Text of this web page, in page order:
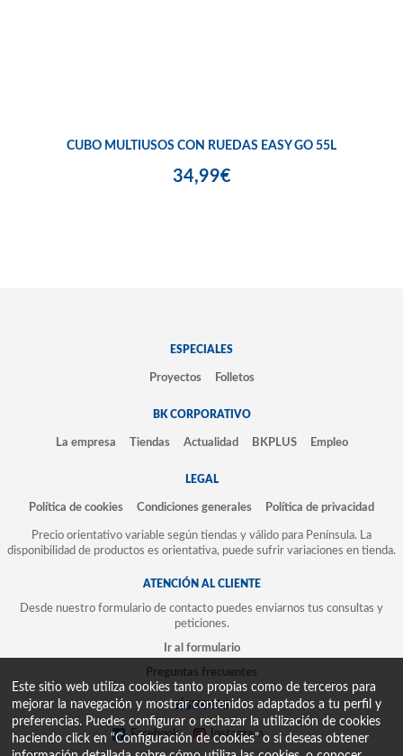
CUBO MULTIUSOS CON RUEDAS EASY GO 55L
34,99€
ESPECIALES
Proyectos Folletos
BK CORPORATIVO
La empresa Tiendas Actualidad BKPLUS Empleo
LEGAL
Política de cookies Condiciones generales Política de privacidad
Precio orientativo variable según tiendas y válido para Península. La
disponibilidad de productos es orientativa, puede sufrir variaciones en tienda.
ATENCIÓN AL CLIENTE
Desde nuestro formulario de contacto puedes enviarnos tus consultas y
peticiones.
Ir al formulario
Preguntas frecuentes
SÍGUENOS
Facebook Instagram
Este sitio web utiliza cookies tanto propias como de terceros para
mejorar la navegación y mostrar contenidos adaptados a tu perfil y
preferencias. Puedes configurar o rechazar la utilización de cookies
haciendo click en “Configuración de cookies” o si deseas obtener